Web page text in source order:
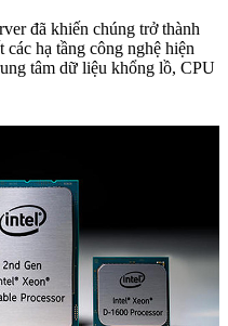
đã khiến chúng trở thành
hạ tầng công nghệ hiện
tâm dữ liệu khổng lồ, CPU